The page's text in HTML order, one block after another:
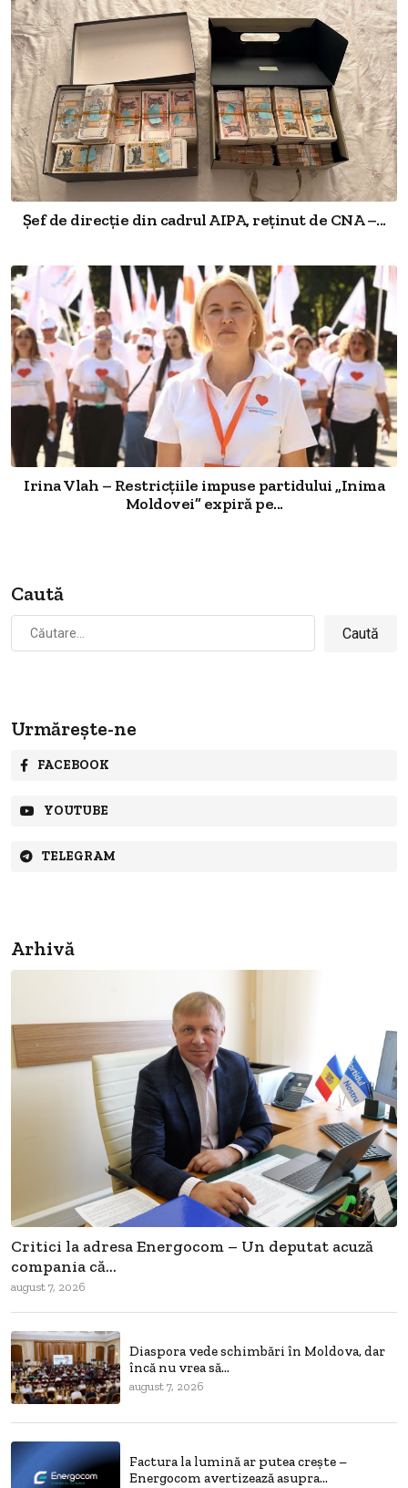
Șef de direcție din cadrul AIPA, reținut de CNA –...
Irina Vlah – Restricțiile impuse partidului „Inima
Moldovei” expiră pe...
Caută
după:
Urmărește-ne
FACEBOOK
YOUTUBE
TELEGRAM
Arhivă
Critici la adresa Energocom – Un deputat acuză
compania că...
august 7, 2026
Diaspora vede schimbări în Moldova, dar
încă nu vrea să...
august 7, 2026
Factura la lumină ar putea crește –
Energocom avertizează asupra...